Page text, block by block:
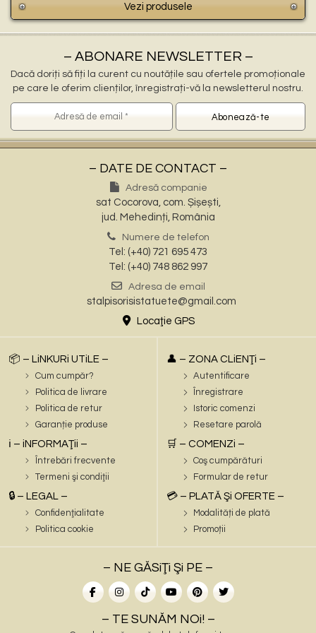
Vezi produsele
– ABONARE NEWSLETTER –
Dacă doriți să fiți la curent cu noutățile sau ofertele promoționale
pe care le oferim clienților, înregistrați-vă la newsletterul nostru.
– DATE DE CONTACT –
Adresă companie
sat Cocorova, com. Șișești,
jud. Mehedinți, România
Numere de telefon
Tel: (+40) 721 695 473
Tel: (+40) 748 862 997
Adresa de email
stalpisorisistatuete@gmail.com
Locaţie GPS
📦 – LiNKURi UTiLE –
Cum cumpăr?
Politica de livrare
Politica de retur
Garanție produse
ℹ️ – iNFORMAŢii –
Întrebări frecvente
Termeni şi condiţii
🔒 – LEGAL –
Confidenţialitate
Politica cookie
👤 – ZONA CLiENŢi –
Autentificare
Înregistrare
Istoric comenzi
Resetare parolă
🛒 – COMENZi –
Coş cumpărături
Formular de retur
💳 – PLATĂ Şi OFERTE –
Modalități de plată
Promoții
– NE GĂSiŢi Şi PE –
– TE SUNĂM NOi! –